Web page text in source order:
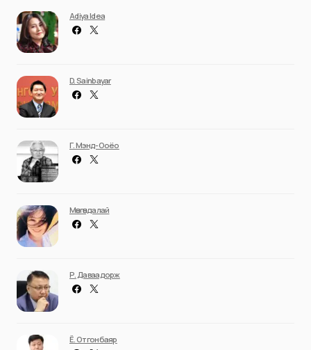
Adiya Idea
D. Sainbayar
Г. Мэнд-Ооёо
Мөнгөндалай
Р. Даваадорж
Ё. Отгонбаяр